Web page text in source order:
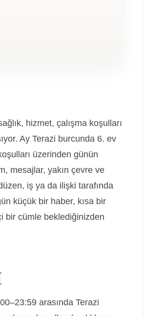
hizmet, çalışma koşulları
Ay Terazi burcunda 6. ev
üzerinden günün
mesajlar, yakın çevre ve
iş ya da ilişki tarafında
küçük bir haber, kısa bir
bir cümle beklediğinizden
arasında Terazi